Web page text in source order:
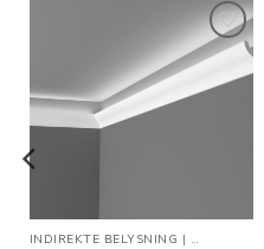
Legg til
i
INDIREKTE BELYSNING | TAKLISTER